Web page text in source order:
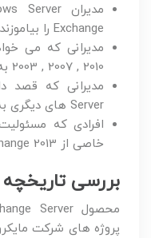
Exchange را بیاموزند.
2003 , 2007 , 2010 به Exchange 2013 ارتقا دهند.
Server های دیگری به Exchange 2013 انتقال دهند.
افرادی که
خاصی از Exchange 2013 به آنها واگذار شده است.
بررسی تاریخچه Microsoft Exchange
پروژه های شرکت